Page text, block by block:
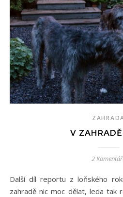
V
2
Další díl reportu z loňského roku. Celé jaro se nedá na
zahradě nic moc dělat, leda tak